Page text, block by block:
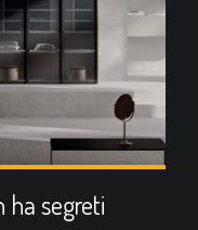
ha segreti